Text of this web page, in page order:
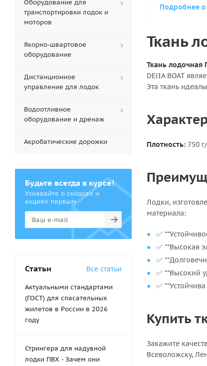
Подробнее о
Ткань
Ткань лодочная
DEJIA BOAT
Эта ткань
Плотность: 750
Лодки,
материала:
✅
✅ **Высокая
✅
✅ **Высокий
✅
Купить
Закажите
Всеволожску,
Оборудование для
транспортировки лодок и
моторов
Якорно-швартовое
оборудование
Дистанционное
управление для лодок
Водоотливное
оборудование и дренаж
Акробатические дорожки
Будьте всегда в курсе!
Узнавайте о скидках и
акциях первым
Статьи Все статьи
Актуальными стандартами
(ГОСТ) для спасательных
жилетов в России в 2026
году
Стрингера для надувной
лодки ПВХ - Зачем они